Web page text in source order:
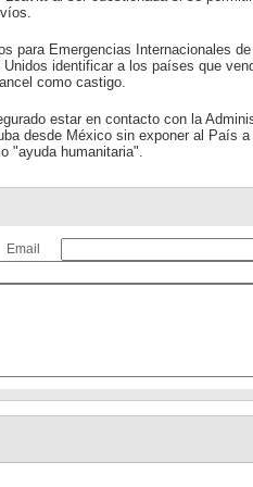
para Emergencias Internacionales
identificar a los países que
como castigo.
estar en contacto con la
desde México sin exponer al País
"ayuda humanitaria".
Email